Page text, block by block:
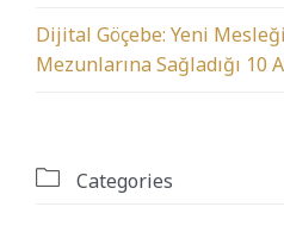
Dijital Göçebe: Yeni
Mezunlarına Sağladığı 10
 Categories